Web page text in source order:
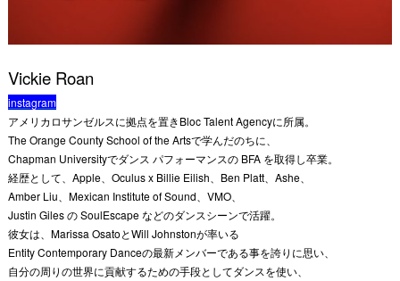
Vickie Roan
instagram
アメリカロサンゼルスに拠点を置きBloc Talent Agencyに所属。
The Orange County School of the Artsで学んだのちに、
Chapman Universityでダンス パフォーマンスの BFA を取得し卒業。
経歴として、Apple、Oculus x Billie Eilish、Ben Platt、Ashe、
Amber Liu、Mexican Institute of Sound、VMO、
Justin Giles の SoulEscape などのダンスシーンで活躍。
彼女は、Marissa OsatoとWill Johnstonが率いる
Entity Contemporary Danceの最新メンバーである事を誇りに思い、
自分の周りの世界に貢献するための手段としてダンスを使い、